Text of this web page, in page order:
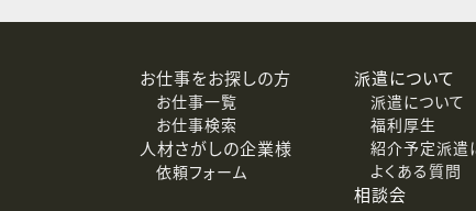
を満たした委託先に、個人情報を委託する場合があります。
利用目的の通知、開示、訂正、追加または削除、利用の停止、
お仕事をお探しの方
お仕事一覧
お仕事検索
人材さがしの企業様
依頼フォーム
派遣について
派遣について
福利厚生
紹介予定派遣
よくある質問
相談会